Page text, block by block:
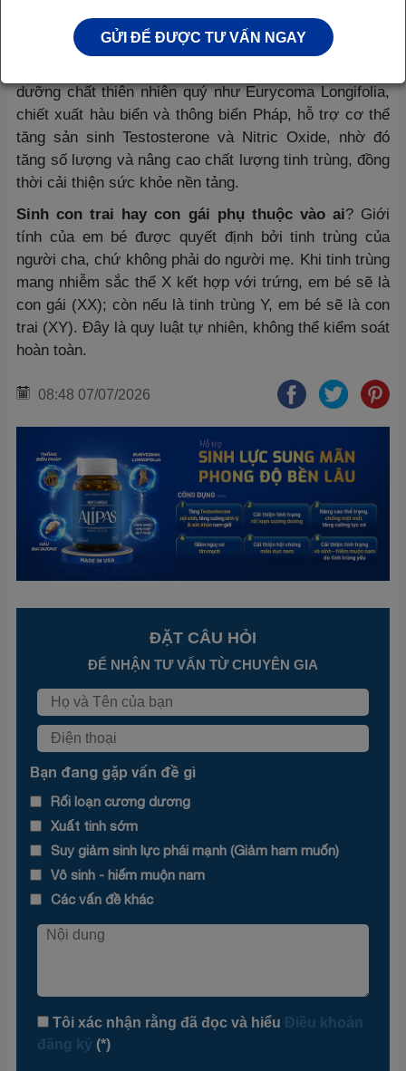
Tuy nhiên, thay vì lo lắng hay đặt nặng vấn đề giới
tính, cha mẹ nên tập trung chăm sóc sức khỏe sinh
dưỡng chất thiên nhiên quý như Eurycoma Longifolia,
chiết xuất hàu biển và thông biển Pháp, hỗ trợ cơ thể
tăng sản sinh Testosterone và Nitric Oxide, nhờ đó
tăng số lượng và nâng cao chất lượng tinh trùng, đồng
thời cải thiện sức khỏe nền tảng.
Sinh con trai hay con gái phụ thuộc vào ai? Giới
tính của em bé được quyết định bởi tinh trùng của
người cha, chứ không phải do người mẹ. Khi tinh trùng
mang nhiễm sắc thể X kết hợp với trứng, em bé sẽ là
con gái (XX); còn nếu là tinh trùng Y, em bé sẽ là con
trai (XY). Đây là quy luật tự nhiên, không thể kiểm soát
hoàn toàn.
08:48 07/07/2026
ĐẶT CÂU HỎI
ĐỂ NHẬN TƯ VẤN TỪ CHUYÊN GIA
Bạn đang gặp vấn đề gì
Rối loạn cương dương
Xuất tinh sớm
Suy giảm sinh lực phái mạnh (Giảm ham muốn)
Vô sinh - hiếm muộn nam
Các vấn đề khác
Tôi xác nhận rằng đã đọc và hiểu Điều khoản
đăng ký (*)
GỬI ĐỂ ĐƯỢC TƯ VẤN NGAY